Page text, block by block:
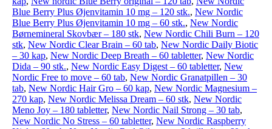
Blue Berry Plus Øjenvitamin 10 mg – 120 stk., New Nordic
Blue Berry Plus Øjenvitamin 10 mg – 60 stk., New Nordic
Børnemineral Skovbær – 180 stk, New Nordic Chili Burn – 120
stk, New Nordic Clear Brain – 60 tab, New Nordic Daily Biotic
– 30 kap, New Nordic Deep Breath – 60 tabletter, New Nordic
Dida – 90 stk., New Nordic Easy Digest – 60 tabletter, New
Nordic Free to move – 60 tab, New Nordic Granatpillen – 30
tab, New Nordic Hair Gro – 60 kap, New Nordic Magnesium –
270 kap, New Nordic Melissa Dream – 60 stk, New Nordic
Meno Joy – 180 tabletter, New Nordic Nail Strong – 30 tab,
New Nordic No Stress – 60 tabletter, New Nordic Raspberry